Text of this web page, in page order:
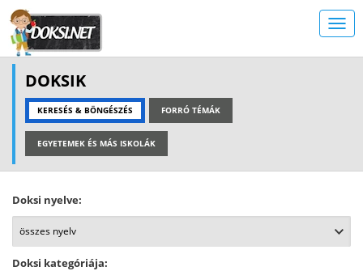
DOKSIK
KERESÉS & BÖNGÉSZÉS FORRÓ TÉMÁK
EGYETEMEK ÉS MÁS ISKOLÁK
Doksi nyelve:
Doksi kategóriája: